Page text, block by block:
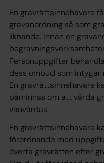
En gravrättsinnehavare
gravanordning så som
liknande. Innan en
Personuppgifter
dess ombud som intygar
En gravrättsinnehavare
påminnas om att vårda
vanvårdas.
En gravrättsinnehavare
förordnande med
överta gravrätten efter